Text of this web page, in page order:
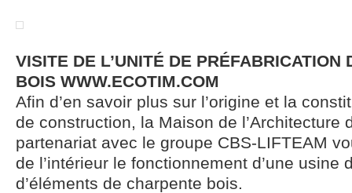
VISITE DE L’UNITÉ DE PRÉFABRICATION
BOIS WWW.ECOTIM.COM
Afin d’en savoir plus sur l’origine et la
de construction, la Maison de l’Architecture
partenariat avec le groupe CBS-LIFTEAM
de l’intérieur le fonctionnement d’une usine
d’éléments de charpente bois.